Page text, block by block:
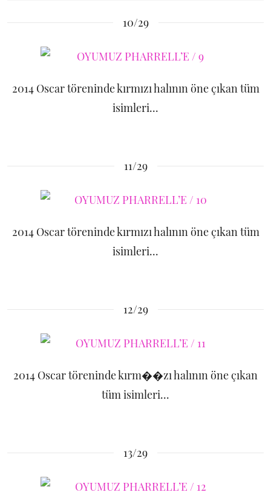
10/29
2014 Oscar töreninde kırmızı halının öne çıkan tüm
isimleri...
11/29
2014 Oscar töreninde kırmızı halının öne çıkan tüm
isimleri...
12/29
2014 Oscar töreninde kırm��zı halının öne çıkan
tüm isimleri...
13/29